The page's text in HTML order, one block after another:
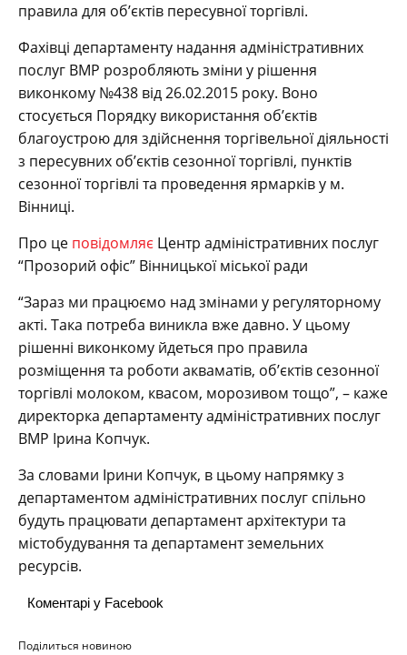
правила для об’єктів пересувної торгівлі.
Фахівці департаменту надання адміністративних
послуг ВМР розробляють зміни у рішення
виконкому №438 від 26.02.2015 року. Воно
стосується Порядку використання об’єктів
благоустрою для здійснення торгівельної діяльності
з пересувних об’єктів сезонної торгівлі, пунктів
сезонної торгівлі та проведення ярмарків у м.
Вінниці.
Про це повідомляє Центр адміністративних послуг
“Прозорий офіс” Вінницької міської ради
“Зараз ми працюємо над змінами у регуляторному
акті. Така потреба виникла вже давно. У цьому
рішенні виконкому йдеться про правила
розміщення та роботи акваматів, об’єктів сезонної
торгівлі молоком, квасом, морозивом тощо”, – каже
директорка департаменту адміністративних послуг
ВМР Ірина Копчук.
За словами Ірини Копчук, в цьому напрямку з
департаментом адміністративних послуг спільно
будуть працювати департамент архітектури та
містобудування та департамент земельних
ресурсів.
Коментарі у Facebook
Поділиться новиною